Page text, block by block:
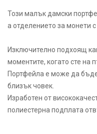
Този малък дамски
а отделението за монети с
Изключително подхоящ
моментите, когато сте на
Портфейла е може да
близък човек.
Изработен от
полиестерна подплата